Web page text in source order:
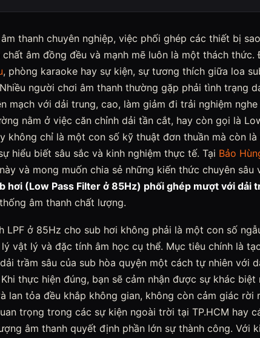
thanh chuyên nghiệp, việc phối ghép các thiết bị
chất âm đồng đều và mạnh mẽ luôn là một thách
, phòng karaoke hay sự kiện, sự tương thích giữa loa
người chơi âm thanh thường gặp phải tình trạng
mạch với dải trung, cao, làm giảm đi trải nghiệm
nằm ở việc căn chỉnh dải tần cắt, hay còn gọi là
không chỉ là một con số kỹ thuật đơn thuần mà còn
hiểu biết sâu sắc và kinh nghiệm thực tế. Tại Bảo
và mong muốn chia sẻ những kiến thức chuyên sâu
hơi (Low Pass Filter ở 85Hz) phối ghép mượt với dải
âm thanh chất lượng.
LPF ở 85Hz cho sub hơi không phải là một con số
lý vật lý và đặc tính âm học cụ thể. Mục tiêu chính là
trầm sâu của sub hòa quyện một cách tự nhiên với
thực hiện đúng, bạn sẽ cảm nhận được sự khác
lan tỏa đều khắp không gian, không còn cảm giác rời
trọng trong các sự kiện ngoài trời tại TP.HCM hay
âm thanh quyết định phần lớn sự thành công. Với